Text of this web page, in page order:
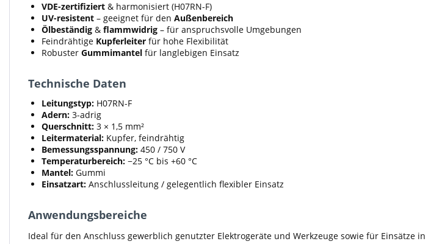
VDE-zertifiziert & harmonisiert (H07RN-F)
UV-resistent – geeignet für den Außenbereich
Ölbeständig & flammwidrig – für anspruchsvolle Umgebungen
Feindrähtige Kupferleiter für hohe Flexibilität
Robuster Gummimantel für langlebigen Einsatz
Technische Daten
Leitungstyp: H07RN-F
Adern: 3-adrig
Querschnitt: 3 × 1,5 mm²
Leitermaterial: Kupfer, feindrähtig
Bemessungsspannung: 450 / 750 V
Temperaturbereich: −25 °C bis +60 °C
Mantel: Gummi
Einsatzart: Anschlussleitung / gelegentlich flexibler Einsatz
Anwendungsbereiche
Ideal für den Anschluss gewerblich genutzter Elektrogeräte und Werkzeuge sowie für Einsätze in